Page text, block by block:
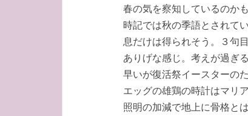
春の気を察知しているのか
時記では秋の季語とされて
息だけは得られそう。３句
ありげな感じ。考えが過ぎ
早いが復活祭イースターの
エッグの雄鶏の時計はマリ
照明の加減で地上に骨格と